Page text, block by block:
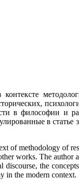
в философии и
в статье
of methodology of
works. The author
the
in the modern context.